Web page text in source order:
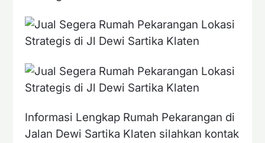
Informasi Lengkap Rumah Pekarangan di
Jalan Dewi Sartika Klaten silahkan kontak